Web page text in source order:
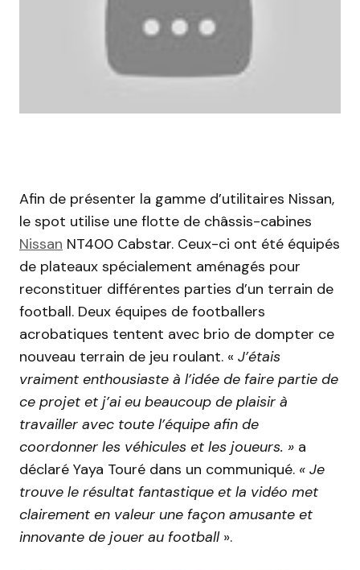
Afin de présenter la gamme d’utilitaires Nissan,
le spot utilise une flotte de châssis-cabines
Nissan NT400 Cabstar. Ceux-ci ont été équipés
de plateaux spécialement aménagés pour
reconstituer différentes parties d’un terrain de
football. Deux équipes de footballers
acrobatiques tentent avec brio de dompter ce
nouveau terrain de jeu roulant. « J’étais
vraiment enthousiaste à l’idée de faire partie de
ce projet et j’ai eu beaucoup de plaisir à
travailler avec toute l’équipe afin de
coordonner les véhicules et les joueurs. » a
déclaré Yaya Touré dans un communiqué. « Je
trouve le résultat fantastique et la vidéo met
clairement en valeur une façon amusante et
innovante de jouer au football».